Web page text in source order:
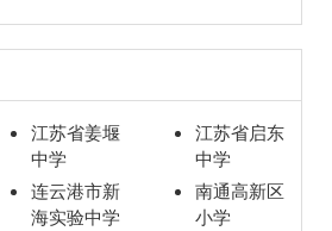
江苏省姜堰
中学
江苏省启东
中学
连云港市新
海实验中学
南通高新区
小学